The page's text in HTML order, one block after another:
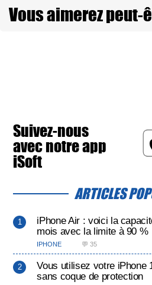
Vous aimerez peut-
Suivez-nous
avec notre app
iSoft
ARTICLES
iPhone Air : voici la
mois avec la limite à 90 %
IPHONE 💬 35
Vous utilisez votre iPhone
sans coque de protection